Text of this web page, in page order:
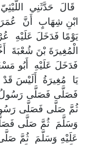
‏قَالَ ‏ ‏حَدَّثَنِي
‏ابْنِ شِهَابٍ ‏ ‏أَنَّ ‏ ‏عُمَرَ
يَوْمًا فَدَخَلَ عَلَيْهِ
‏الْمُغِيرَةَ بْنَ شُعْبَةَ
‏فَدَخَلَ عَلَيْهِ ‏ ‏أَبُو
يَا ‏ ‏مُغِيرَةُ ‏ ‏أَلَيْسَ
فَصَلَّى فَصَلَّى رَسُولُ
‏ثُمَّ صَلَّى فَصَلَّى
وَسَلَّمَ ‏ ‏ثُمَّ صَلَّى
عَلَيْهِ وَسَلَّمَ ‏ ‏ثُمَّ